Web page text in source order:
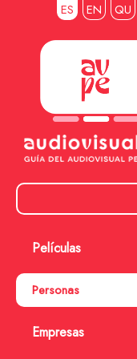
ES EN QU
Películas
Personas
Empresas